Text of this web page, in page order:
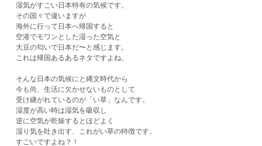
湿気がすごい日本特有の気候です。
その国々で違いますが
海外に行って日本へ帰国すると
空港でモワンとした湿った空気と
大豆の匂いで日本だ〜と感じます。
これは帰国あるあるネタですよね。
​そんな日本の気候にと縄文時代から
今も尚、生活に欠かせないものとして
受け継がれているのが「い草」なんです。
湿度が高い時は湿気を吸収し
逆に空気が乾燥するとほどよく
湿り気を吐き出す、これがい草の特徴です。
すごいですよね？！